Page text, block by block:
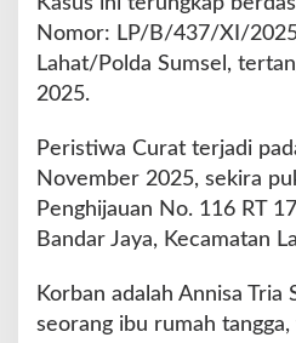
Nomor: LP/B/437/XI/
Lahat/Polda Sumsel,
2025.
Peristiwa Curat terjadi
November 2025, sekira
Penghijauan No. 116 RT
Bandar Jaya, Kecamatan
Korban adalah Annisa Tria
seorang ibu rumah